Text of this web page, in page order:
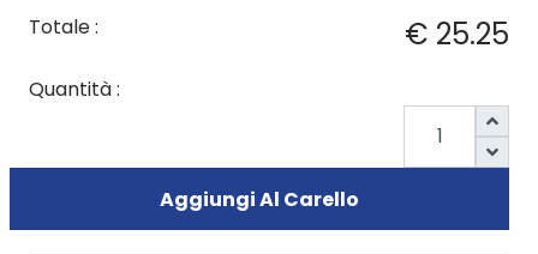
Totale :
€ 25.25
Quantità :
Aggiungi Al Carello